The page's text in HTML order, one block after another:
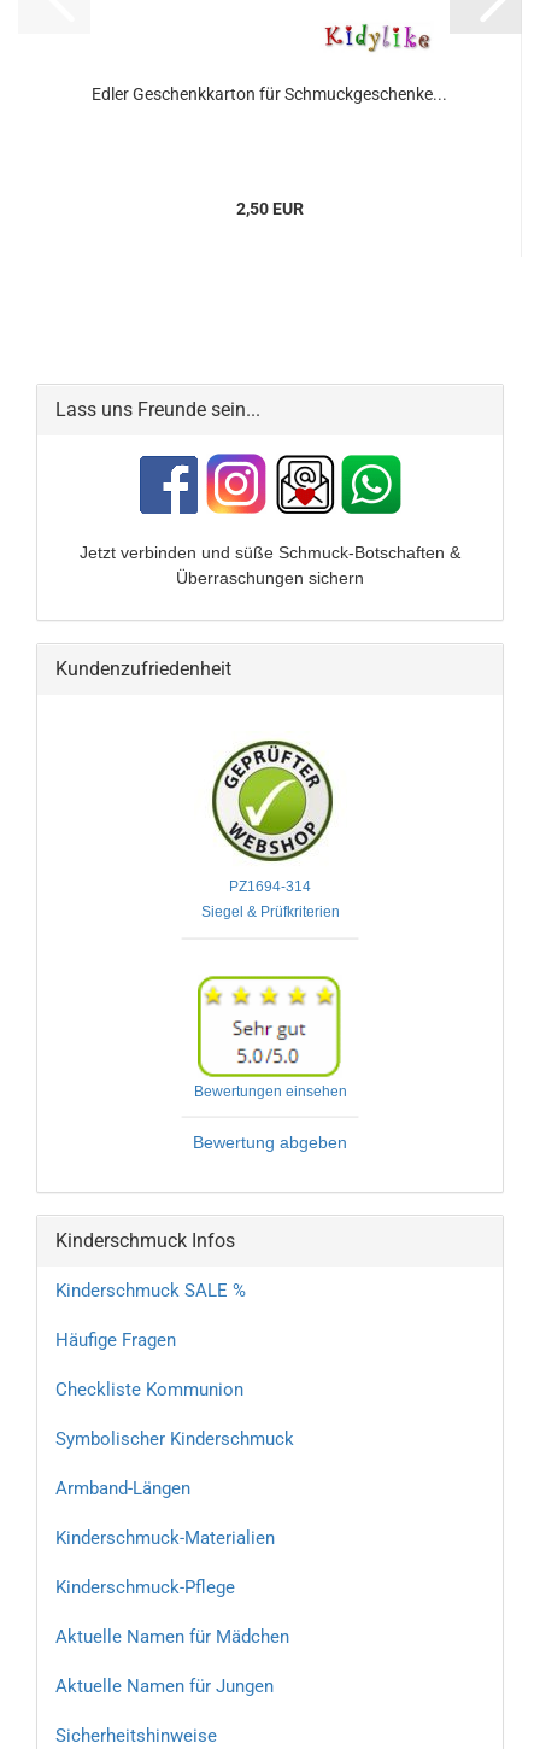
Edler Geschenkkarton für Schmuckgeschenke...
2,50 EUR
Lass uns Freunde sein...
Jetzt verbinden und süße Schmuck-Botschaften &
Überraschungen sichern
Kundenzufriedenheit
PZ1694-314
Bewertungen einsehen
Bewertung abgeben
Kinderschmuck Infos
Kinderschmuck SALE %
Häufige Fragen
Checkliste Kommunion
Symbolischer Kinderschmuck
Armband-Längen
Kinderschmuck-Materialien
Kinderschmuck-Pflege
Aktuelle Namen für Mädchen
Aktuelle Namen für Jungen
Sicherheitshinweise